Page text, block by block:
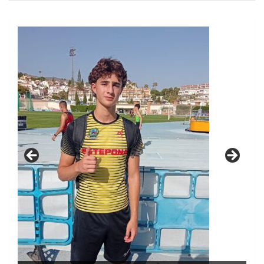
23/03/2026 CARLOS ROLDÁN 5º EN EL CAMPEONATO